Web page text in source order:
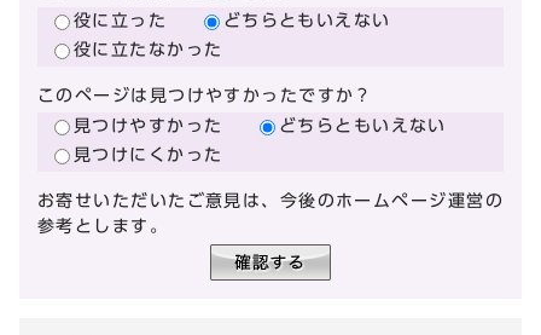
役に立った
どちらともいえない
役に立たなかった
このページは見つけやすかったですか？
見つけやすかった
どちらともいえない
見つけにくかった
お寄せいただいたご意見は、今後のホームページ運営の
参考とします。